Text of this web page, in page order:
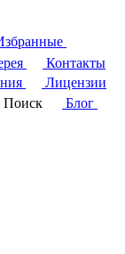
Контакты
Лицензии
Поиск
Блог